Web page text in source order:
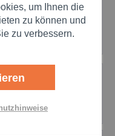
Aktiv
Aktiv
um Ihnen die
zu können und
zu verbessern.